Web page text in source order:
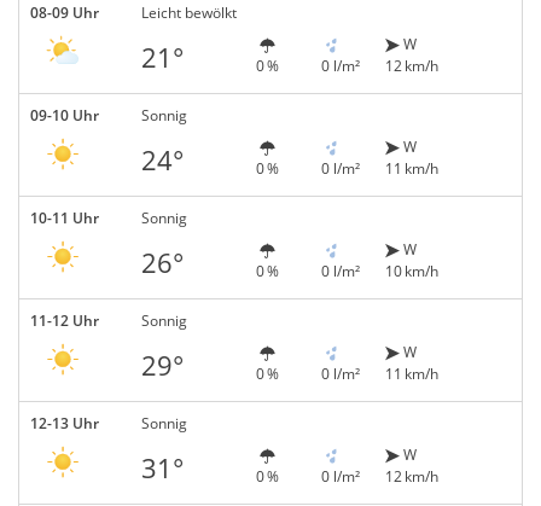
08-09 Uhr Leicht bewölkt
21° 0 % 0 l/m²
W
12 km/h
09-10 Uhr Sonnig
24° 0 % 0 l/m²
W
11 km/h
10-11 Uhr Sonnig
26° 0 % 0 l/m²
W
10 km/h
11-12 Uhr Sonnig
29° 0 % 0 l/m²
W
11 km/h
12-13 Uhr Sonnig
31° 0 % 0 l/m²
W
12 km/h